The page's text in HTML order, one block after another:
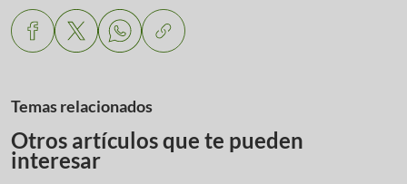
Temas relacionados
Otros artículos que te pueden
interesar